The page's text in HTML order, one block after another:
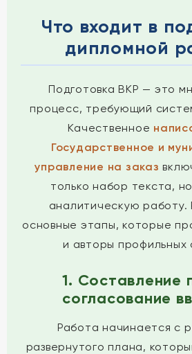
Что входит в
дипломной
Подготовка ВКР — это
процесс, требующий
Качественное
Государственное и
управление на заказ
только набор текста,
аналитическую работу.
основные этапы, которые
и авторы профильных
1. Составление
согласование
Работа начинается с
развернутого плана,